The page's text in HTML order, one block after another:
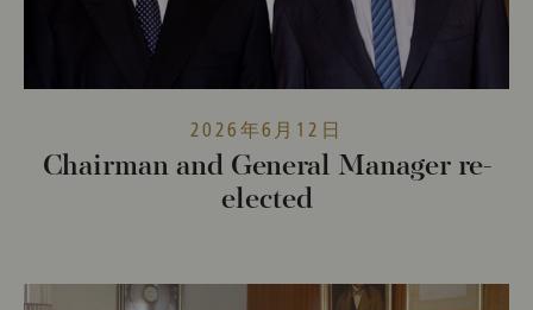
2026年6月12日
Chairman and General Manager re-
elected